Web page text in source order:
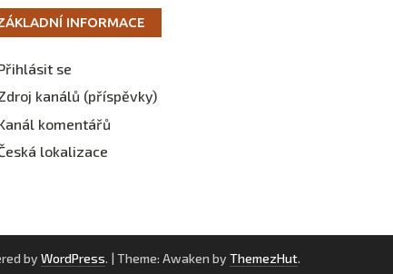
INFORMACE
se
kanálů (příspěvky)
komentářů
lokalizace
by WordPress. | Theme: Awaken by ThemezHut.